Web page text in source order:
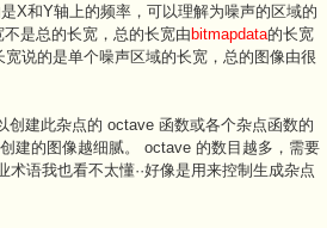
X和Y轴上的频率，可以理解为噪声的区域的
不是总的长宽，总的长宽由 bitmapdata的长宽
说的是单个噪声区域的长宽，总的图像由很
建此杂点的 octave 函数或各个杂点函数的
建的图像越细腻。 octave 的数目越多，需要
术语我也看不太懂··好像是用来控制生成杂点